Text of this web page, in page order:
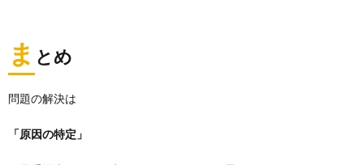
ま とめ
問題の解決は
「原因の特定」